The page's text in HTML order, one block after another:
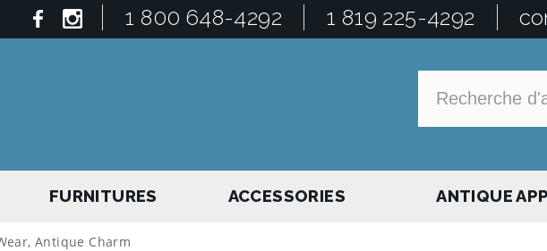
1 800 648-4292 1 819 225-4292
FURNITURES ACCESSORIES ANTIQUE
Antique Charm